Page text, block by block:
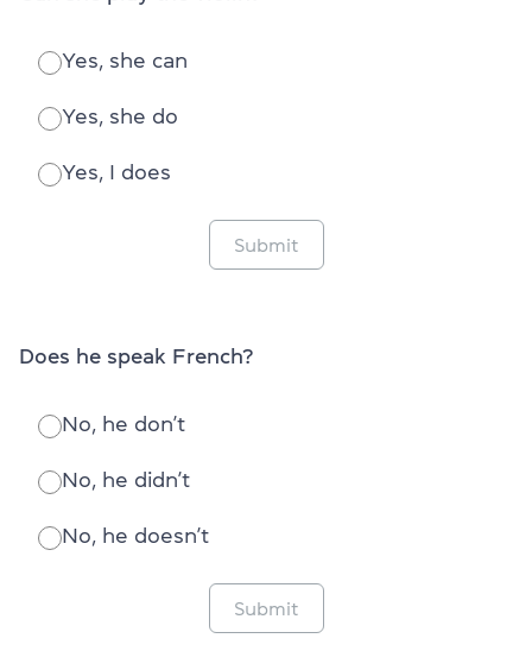
Yes, she can
Yes, she do
Yes, I does
Submit
Does he speak French?
No, he don’t
No, he didn’t
No, he doesn’t
Submit